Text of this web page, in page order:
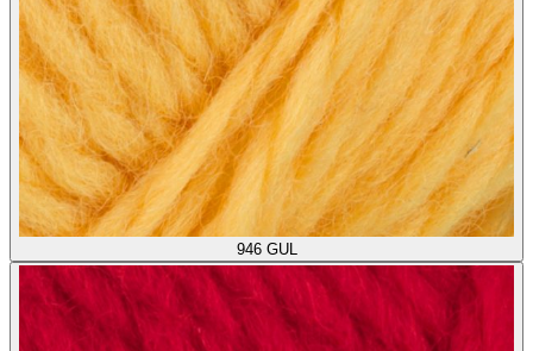
946 GUL